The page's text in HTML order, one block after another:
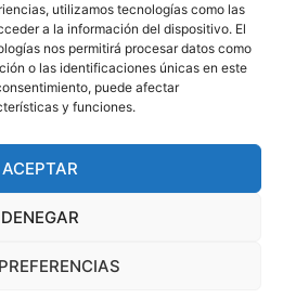
utilizamos tecnologías como las
a la información del dispositivo. El
nos permitirá procesar datos como
o las identificaciones únicas en este
puede afectar
y funciones.
ACEPTAR
DENEGAR
A 17:30H
Fontecha | Diseñado por